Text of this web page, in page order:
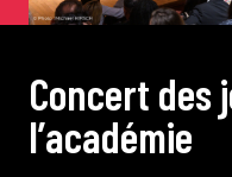
La salle
Concert desj
l’académie